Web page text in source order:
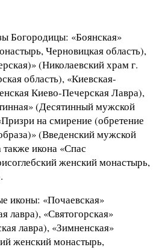
Богородицы: «Боянская»
Черновицкая область),
(Николаевский храм г.
область), «Киевская-
Киево-Печерская Лавра),
(Десятинный мужской
на смирение (обретение
(Введенский мужской
икона «Спас
женский монастырь,
иконы: «Почаевская»
лавра), «Святогорская»
лавра), «Зимненская»
женский монастырь,